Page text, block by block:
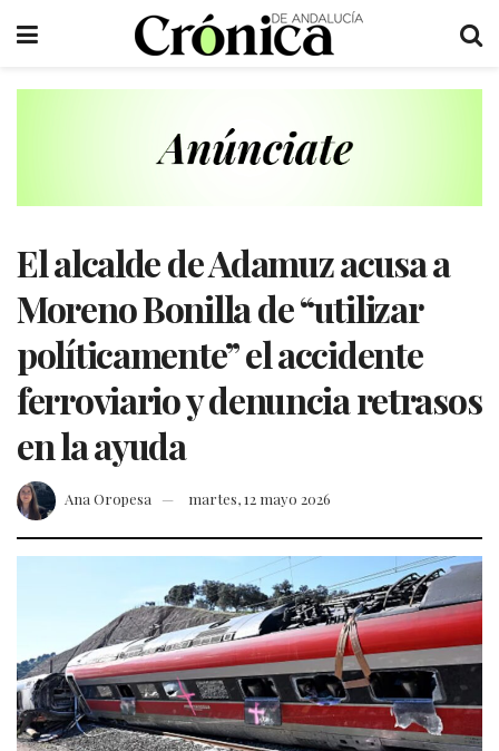
El alcalde de Adamuz acusa a
Moreno Bonilla de “utilizar
políticamente” el accidente
ferroviario y denuncia retrasos
en la ayuda
Ana Oropesa martes, 12 mayo 2026